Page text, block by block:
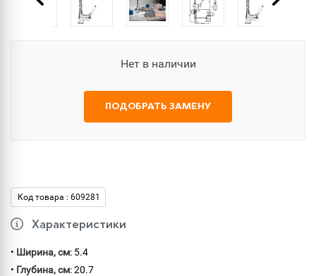
Нет в наличии
ПОДОБРАТЬ ЗАМЕНУ
Код товара : 609281
Характеристики
• Ширина, см: 5.4
• Глубина, см: 20.7